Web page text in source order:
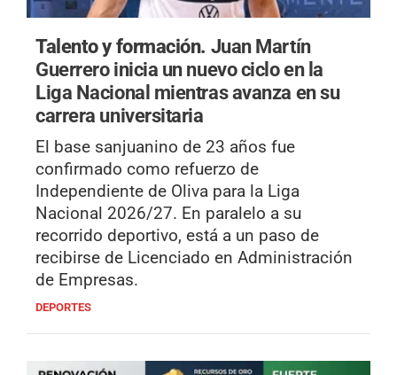
Talento y formación. Juan Martín
Guerrero inicia un nuevo ciclo en la
Liga Nacional mientras avanza en su
carrera universitaria
El base sanjuanino de 23 años fue
confirmado como refuerzo de
Independiente de Oliva para la Liga
Nacional 2026/27. En paralelo a su
recorrido deportivo, está a un paso de
recibirse de Licenciado en Administración
de Empresas.
DEPORTES